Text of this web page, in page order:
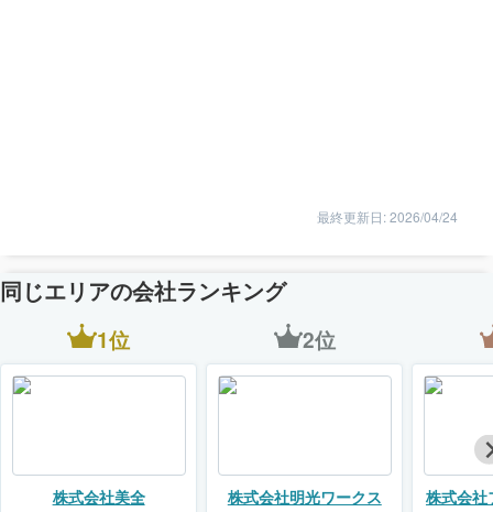
最終更新日: 2026/04/24
同じエリアの会社ランキング
1位
株式会社美全
2位
株式会社明光ワークス 株式会社